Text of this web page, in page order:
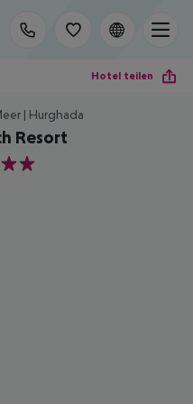
Hotel teilen
| Hurghada
Resort